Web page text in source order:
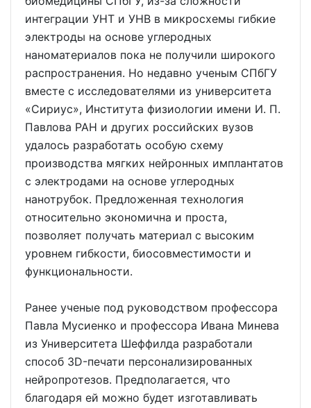
интеграции УНТ и УНВ в микросхемы гибкие
электроды на основе углеродных
наноматериалов пока не получили широкого
распространения. Но недавно ученым СПбГУ
вместе с исследователями из университета
«Сириус», Института физиологии имени И. П.
Павлова РАН и других российских вузов
удалось разработать особую схему
производства мягких нейронных имплантатов
с электродами на основе углеродных
нанотрубок. Предложенная технология
относительно экономична и проста,
позволяет получать материал с высоким
уровнем гибкости, биосовместимости и
функциональности.
Ранее ученые под руководством профессора
Павла Мусиенко и профессора Ивана Минева
из Университета Шеффилда разработали
способ 3D-печати персонализированных
нейропротезов. Предполагается, что
благодаря ей можно будет изготавливать